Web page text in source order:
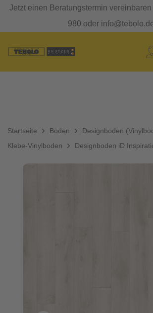
Jetzt einen Beratungstermin
980 oder
Startseite Boden
Designboden
Klebe-Vinylboden
Designboden iD